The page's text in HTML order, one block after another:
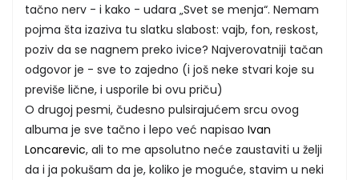
tačno nerv - i kako - udara „Svet se menja“. Nemam
pojma šta izaziva tu slatku slabost: vajb, fon, reskost,
poziv da se nagnem preko ivice? Najverovatniji tačan
odgovor je - sve to zajedno (i još neke stvari koje su
previše lične, i usporile bi ovu priču)
O drugoj pesmi, čudesno pulsirajućem srcu ovog
albuma je sve tačno i lepo već napisao Ivan
Loncarevic, ali to me apsolutno neće zaustaviti u želji
da i ja pokušam da je, koliko je moguće, stavim u neki